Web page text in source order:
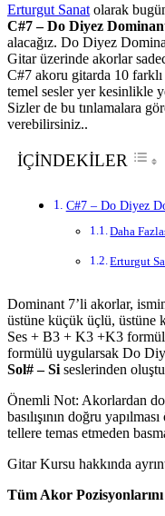
Erturgut Sanat olarak
C#7 – Do Diyez
alacağız. Do Diyez
Gitar üzerinde akorlar
C#7 akoru gitarda 10
temel sesler yer kesinlikle
Sizler de bu tınlamalara
verebilirsiniz..
İÇİNDEKİLER
C#7 – Do Diyez
Daha
Erturgut
Dominant 7’li akorlar,
üstüne küçük üçlü, üstüne
Ses + B3 + K3 +K3
formülü uygularsak Do
Sol# – Si seslerinden
Önemli Not: Akorlardan
basılışının doğru
tellere temas etmeden
Gitar Kursu hakkında
Tüm Akor